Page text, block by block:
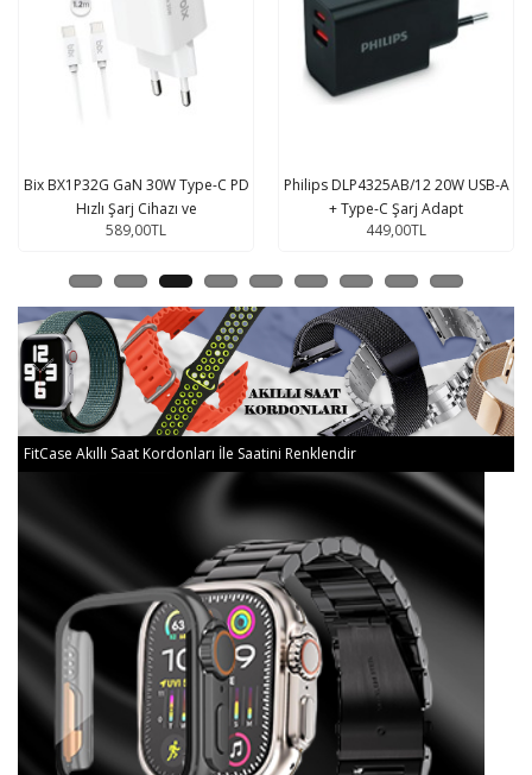
Philips DLP4325AB/12 20W USB-A
+ Type-C Şarj Adapt
449,00TL
Mcdodo CH-0291 GaN 65W
2xType-C 1xUSB Hızlı Çoklu
2.599,90TL
FitCase Akıllı Saat Kordonları İle Saatini Renklendir